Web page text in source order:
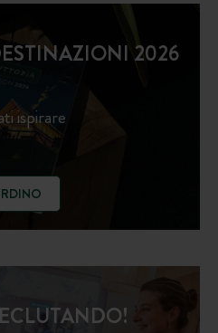
2026
ispirare